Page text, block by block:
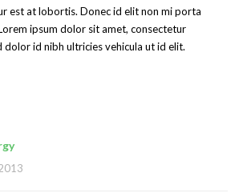
est at lobortis. Donec id elit non mi porta
ipsum dolor sit amet, consectetur
dolor id nibh ultricies vehicula ut id elit.